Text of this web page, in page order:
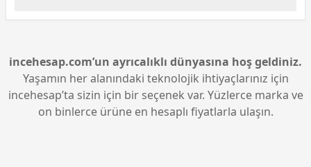
her ayrıntıyı duymanız için idealdir.
Bu kulaklık, 10 Hz ile 40.000 Hz arasında geniş bir
detaylar sağlayarak, sesi tüm zenginliğiyle
deneyimlemenizi sağlar.
incehesap.com’un ayrıcalıklı dünyasına hoş geldiniz.
Yaşamın her alanındaki teknolojik ihtiyaçlarınız için
incehesap’ta sizin için bir seçenek var. Yüzlerce marka ve
on binlerce ürüne en hesaplı fiyatlarla ulaşın.